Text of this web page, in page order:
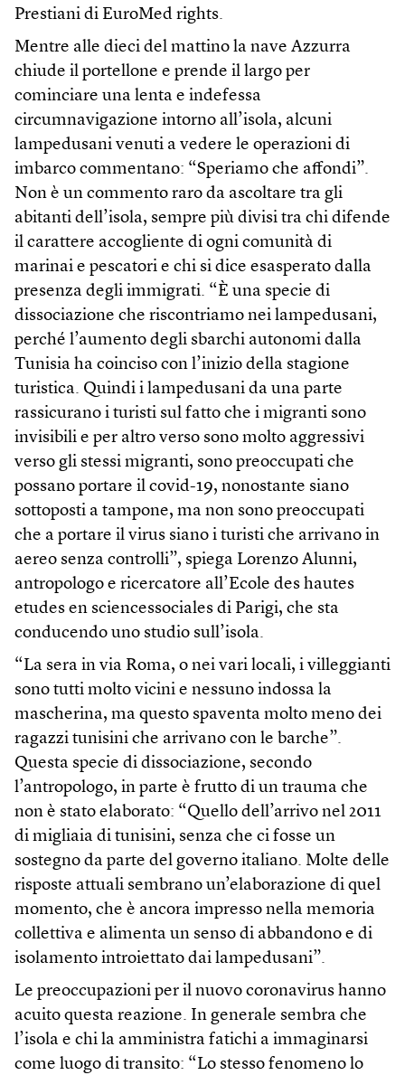
Prestiani di EuroMed rights.
Mentre alle dieci del mattino la nave Azzurra
chiude il portellone e prende il largo per
cominciare una lenta e indefessa
circumnavigazione intorno all’isola, alcuni
lampedusani venuti a vedere le operazioni di
imbarco commentano: “Speriamo che affondi”.
Non è un commento raro da ascoltare tra gli
abitanti dell’isola, sempre più divisi tra chi difende
il carattere accogliente di ogni comunità di
marinai e pescatori e chi si dice esasperato dalla
presenza degli immigrati. “È una specie di
dissociazione che riscontriamo nei lampedusani,
perché l’aumento degli sbarchi autonomi dalla
Tunisia ha coinciso con l’inizio della stagione
turistica. Quindi i lampedusani da una parte
rassicurano i turisti sul fatto che i migranti sono
invisibili e per altro verso sono molto aggressivi
verso gli stessi migranti, sono preoccupati che
possano portare il covid-19, nonostante siano
sottoposti a tampone, ma non sono preoccupati
che a portare il virus siano i turisti che arrivano in
aereo senza controlli”, spiega Lorenzo Alunni,
antropologo e ricercatore all’Ecole des hautes
etudes en sciencessociales di Parigi, che sta
conducendo uno studio sull’isola.
“La sera in via Roma, o nei vari locali, i villeggianti
sono tutti molto vicini e nessuno indossa la
mascherina, ma questo spaventa molto meno dei
ragazzi tunisini che arrivano con le barche”.
Questa specie di dissociazione, secondo
l’antropologo, in parte è frutto di un trauma che
non è stato elaborato: “Quello dell’arrivo nel 2011
di migliaia di tunisini, senza che ci fosse un
sostegno da parte del governo italiano. Molte delle
risposte attuali sembrano un’elaborazione di quel
momento, che è ancora impresso nella memoria
collettiva e alimenta un senso di abbandono e di
isolamento introiettato dai lampedusani”.
Le preoccupazioni per il nuovo coronavirus hanno
acuito questa reazione. In generale sembra che
l’isola e chi la amministra fatichi a immaginarsi
come luogo di transito: “Lo stesso fenomeno lo